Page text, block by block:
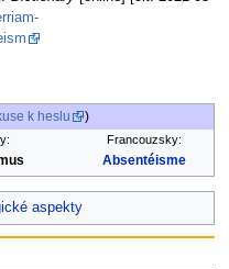
k heslu )
Francouzsky:
Absentéisme
aspekty